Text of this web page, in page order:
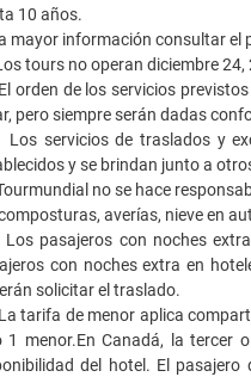
10 años.
mayor información consultar
tours no operan diciembre 24,
El orden de los servicios
pero siempre serán dadas
servicios de traslados y
y se brindan junto a
no se hace
averías, nieve en
Los pasajeros con noches
con noches extra en
solicitar el traslado.
tarifa de menor aplica
1 menor.En Canadá, la tercer
del hotel. El